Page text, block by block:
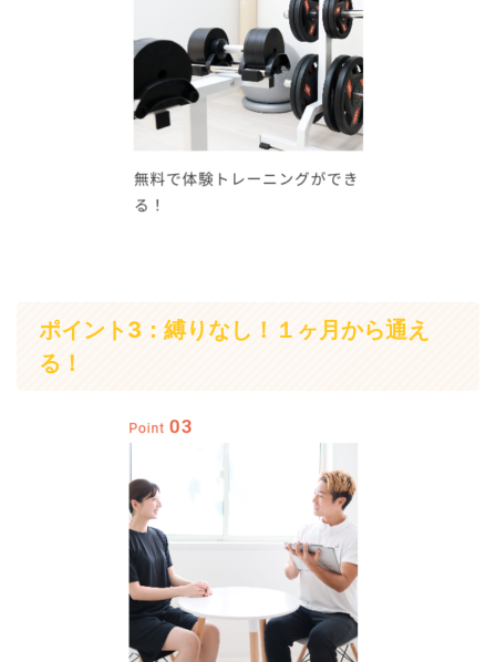
ポイント3：縛りなし！１ヶ月から通え
る！